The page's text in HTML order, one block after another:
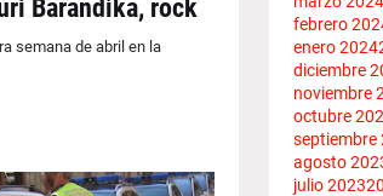
Barandika, rock
semana de abril en la
febrero
enero 2024
diciembre
noviembre
octubre
septiembre
agosto
julio 2023